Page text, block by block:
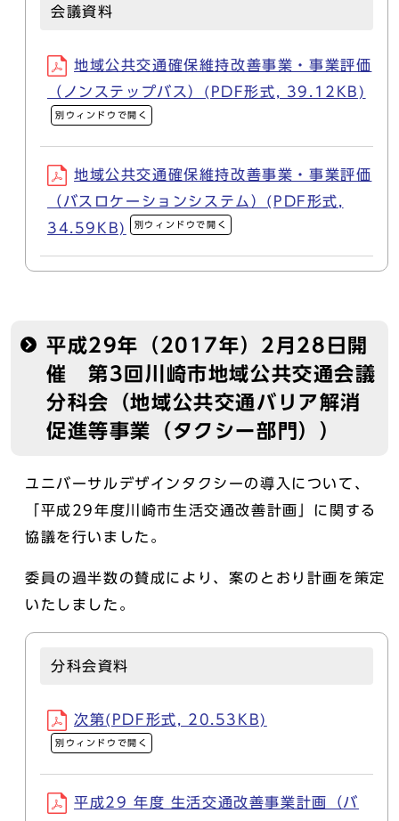
会議資料
地域公共交通確保維持改善事業・事業評価
（ノンステップバス）(PDF形式, 39.12KB)
別ウィンドウで開く
地域公共交通確保維持改善事業・事業評価
（バスロケーションシステム）(PDF形式,
34.59KB)
別ウィンドウで開く
平成29年（2017年）2月28日開
催 第3回川崎市地域公共交通会議
分科会（地域公共交通バリア解消
促進等事業（タクシー部門））
ユニバーサルデザインタクシーの導入について、
「平成29年度川崎市生活交通改善計画」に関する
協議を行いました。
委員の過半数の賛成により、案のとおり計画を策定
いたしました。
分科会資料
次第(PDF形式, 20.53KB)
別ウィンドウで開く
平成29 年度 生活交通改善事業計画（バ